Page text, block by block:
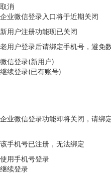
取消
企业微信登录入口将于近期关闭
新用户注册功能现已关闭
老用户登录后请绑定手机号，避免
微信登录(新用户)
继续登录(已有账号)
企业微信登录功能即将关闭，请绑
该手机号已注册，无法绑定
使用手机号登录
继续登录